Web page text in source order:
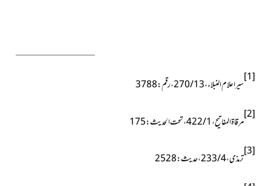
[1] سیراعلام النبلاء ، 13 / 270 ، رقم : 3788
[2] مرقاۃالمفاتیح ، 1 / 422 ، تحت الحدیث : 175
[3] ترمذی ، 4 / 233 ، حدیث : 2528